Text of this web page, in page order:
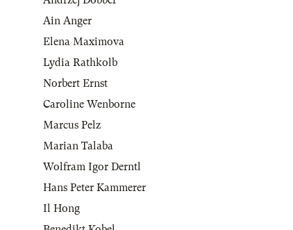
Ain Anger
Elena Maximova
Lydia Rathkolb
Norbert Ernst
Caroline Wenborne
Marcus Pelz
Marian Talaba
Wolfram Igor Derntl
Hans Peter Kammerer
Il Hong